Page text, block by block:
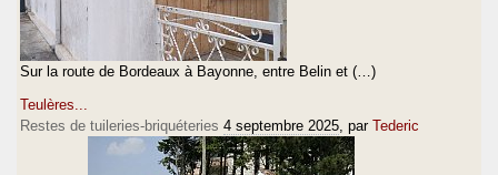
Sur la route de Bordeaux à Bayonne, entre Belin et (…)
Teulères...
Restes de tuileries-briquéteries 4 septembre 2025 , par Tederic